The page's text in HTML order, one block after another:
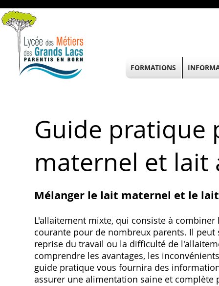
Guide pratique
maternel et lait
Mélanger le lait maternel et le
L'allaitement mixte, qui consiste à
courante pour de nombreux parents. Il
reprise du travail ou la difficulté de
comprendre les avantages, les
guide pratique vous fournira des
assurer une alimentation saine et complète
FORMATIONS